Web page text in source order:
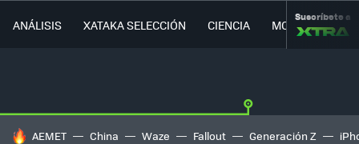
ANÁLISIS XATAKA SELECCIÓN CIENCIA MOVILIDAD
Suscríbete a
HOY SE HABLA DE
AEMET China Waze Fallout Generación Z